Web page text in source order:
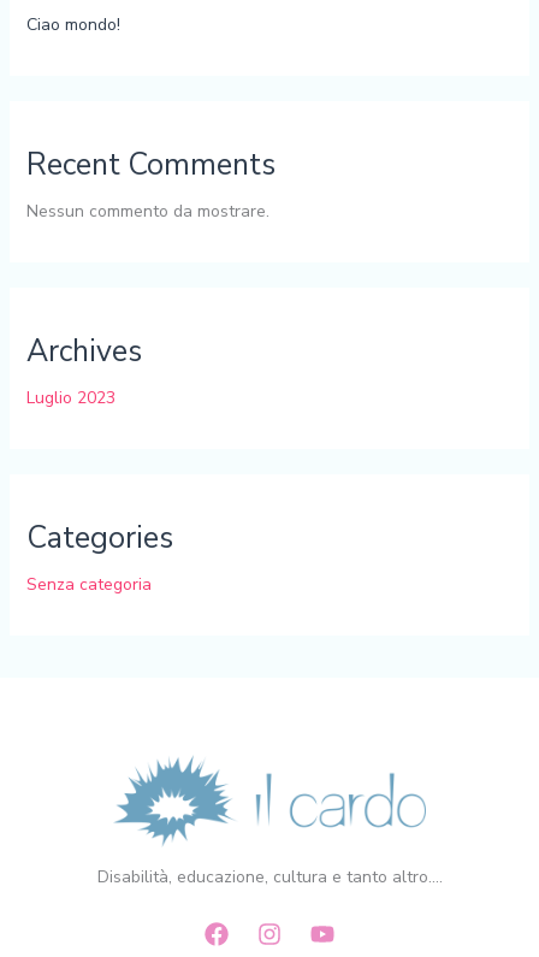
Ciao mondo!
Recent Comments
Nessun commento da mostrare.
Archives
Luglio 2023
Categories
Senza categoria
Disabilità, educazione, cultura e tanto altro....